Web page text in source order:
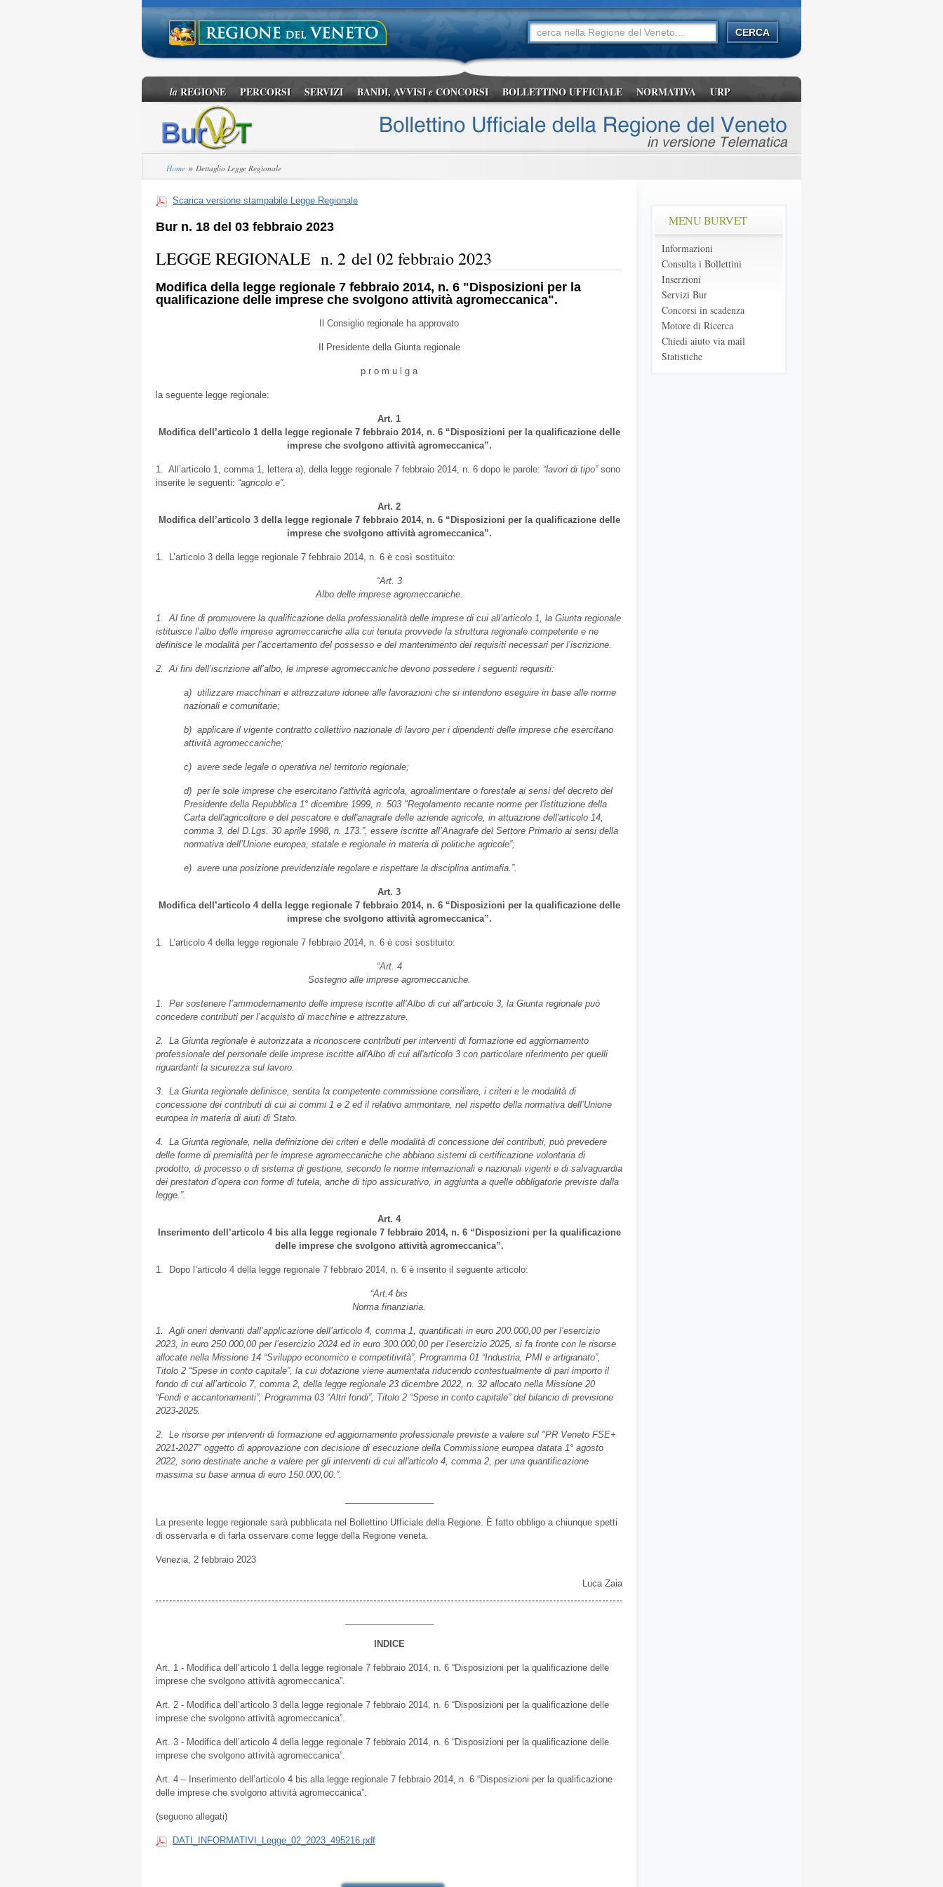
laREGIONE PERCORSI SERVIZI BANDI, AVVISIeCONCORSI BOLLETTINO UFFICIALE NORMATIVA URP
Home » Dettaglio Legge Regionale
Scarica versione stampabile Legge Regionale
Bur n. 18 del 03 febbraio 2023
LEGGE REGIONALE n. 2 del 02 febbraio 2023
Modifica della legge regionale 7 febbraio 2014, n. 6 "Disposizioni per la
qualificazione delle imprese che svolgono attività agromeccanica".
Il Consiglio regionale ha approvato
Il Presidente della Giunta regionale
p r o m u l g a
la seguente legge regionale:
Art. 1
Modifica dell’articolo 1 della legge regionale 7 febbraio 2014, n. 6 “Disposizioni per la qualificazione delle
imprese che svolgono attività agromeccanica”.
1. All’articolo 1, comma 1, lettera a), della legge regionale 7 febbraio 2014, n. 6 dopo le parole: “lavori di tipo”sono
inserite le seguenti: “agricolo e”.
Art. 2
Modifica dell’articolo 3 della legge regionale 7 febbraio 2014, n. 6 “Disposizioni per la qualificazione delle
imprese che svolgono attività agromeccanica”.
1. L’articolo 3 della legge regionale 7 febbraio 2014, n. 6 è così sostituito:
“Art. 3
Albo delle imprese agromeccaniche.
1. Al fine di promuovere la qualificazione della professionalità delle imprese di cui all’articolo 1, la Giunta regionale
istituisce l’albo delle imprese agromeccaniche alla cui tenuta provvede la struttura regionale competente e ne
definisce le modalità per l’accertamento del possesso e del mantenimento dei requisiti necessari per l’iscrizione.
2. Ai fini dell’iscrizione all’albo, le imprese agromeccaniche devono possedere i seguenti requisiti:
a) utilizzare macchinari e attrezzature idonee alle lavorazioni che si intendono eseguire in base alle norme
nazionali e comunitarie;
b) applicare il vigente contratto collettivo nazionale di lavoro per i dipendenti delle imprese che esercitano
attività agromeccaniche;
c) avere sede legale o operativa nel territorio regionale;
d) per le sole imprese che esercitano l'attività agricola, agroalimentare o forestale ai sensi del decreto del
Presidente della Repubblica 1° dicembre 1999, n. 503 "Regolamento recante norme per l'istituzione della
Carta dell'agricoltore e del pescatore e dell'anagrafe delle aziende agricole, in attuazione dell'articolo 14,
comma 3, del D.Lgs. 30 aprile 1998, n. 173.”, essere iscritte all’Anagrafe del Settore Primario ai sensi della
normativa dell’Unione europea, statale e regionale in materia di politiche agricole”;
e) avere una posizione previdenziale regolare e rispettare la disciplina antimafia.”.
Art. 3
Modifica dell’articolo 4 della legge regionale 7 febbraio 2014, n. 6 “Disposizioni per la qualificazione delle
imprese che svolgono attività agromeccanica”.
1. L’articolo 4 della legge regionale 7 febbraio 2014, n. 6 è così sostituito:
“Art. 4
Sostegno alle imprese agromeccaniche.
1. Per sostenere l’ammodernamento delle imprese iscritte all’Albo di cui all’articolo 3, la Giunta regionale può
concedere contributi per l’acquisto di macchine e attrezzature.
2. La Giunta regionale è autorizzata a riconoscere contributi per interventi di formazione ed aggiornamento
professionale del personale delle imprese iscritte all'Albo di cui all'articolo 3 con particolare riferimento per quelli
riguardanti la sicurezza sul lavoro.
3. La Giunta regionale definisce, sentita la competente commissione consiliare, i criteri e le modalità di
concessione dei contributi di cui ai commi 1 e 2 ed il relativo ammontare, nel rispetto della normativa dell’Unione
europea in materia di aiuti di Stato.
4. La Giunta regionale, nella definizione dei criteri e delle modalità di concessione dei contributi, può prevedere
delle forme di premialità per le imprese agromeccaniche che abbiano sistemi di certificazione volontaria di
prodotto, di processo o di sistema di gestione, secondo le norme internazionali e nazionali vigenti e di salvaguardia
dei prestatori d’opera con forme di tutela, anche di tipo assicurativo, in aggiunta a quelle obbligatorie previste dalla
legge.”.
Art. 4
Inserimento dell’articolo 4 bis alla legge regionale 7 febbraio 2014, n. 6 “Disposizioni per la qualificazione
delle imprese che svolgono attività agromeccanica”.
1. Dopo l’articolo 4 della legge regionale 7 febbraio 2014, n. 6 è inserito il seguente articolo:
“Art.4 bis
Norma finanziaria.
1. Agli oneri derivanti dall’applicazione dell’articolo 4, comma 1, quantificati in euro 200.000,00 per l’esercizio
2023, in euro 250.000,00 per l’esercizio 2024 ed in euro 300.000,00 per l’esercizio 2025, si fa fronte con le risorse
allocate nella Missione 14 “Sviluppo economico e competitività”, Programma 01 “Industria, PMI e artigianato”,
Titolo 2 “Spese in conto capitale”, la cui dotazione viene aumentata riducendo contestualmente di pari importo il
fondo di cui all’articolo 7, comma 2, della legge regionale 23 dicembre 2022, n. 32 allocato nella Missione 20
“Fondi e accantonamenti”, Programma 03 “Altri fondi”, Titolo 2 “Spese in conto capitale” del bilancio di previsione
2023-2025.
2. Le risorse per interventi di formazione ed aggiornamento professionale previste a valere sul "PR Veneto FSE+
2021-2027" oggetto di approvazione con decisione di esecuzione della Commissione europea datata 1° agosto
2022, sono destinate anche a valere per gli interventi di cui all'articolo 4, comma 2, per una quantificazione
massima su base annua di euro 150.000,00.”.
La presente legge regionale sarà pubblicata nel Bollettino Ufficiale della Regione. È fatto obbligo a chiunque spetti
di osservarla e di farla osservare come legge della Regione veneta.
Venezia, 2 febbraio 2023
Luca Zaia
INDICE
Art. 1 - Modifica dell’articolo 1 della legge regionale 7 febbraio 2014, n. 6 “Disposizioni per la qualificazione delle
imprese che svolgono attività agromeccanica”.
Art. 2 - Modifica dell’articolo 3 della legge regionale 7 febbraio 2014, n. 6 “Disposizioni per la qualificazione delle
imprese che svolgono attività agromeccanica”.
Art. 3 - Modifica dell’articolo 4 della legge regionale 7 febbraio 2014, n. 6 “Disposizioni per la qualificazione delle
imprese che svolgono attività agromeccanica”.
Art. 4 – Inserimento dell’articolo 4 bis alla legge regionale 7 febbraio 2014, n. 6 “Disposizioni per la qualificazione
delle imprese che svolgono attività agromeccanica”.
(seguono allegati)
DATI_INFORMATIVI_Legge_02_2023_495216.pdf
MENU BURVET
Informazioni
Consulta i Bollettini
Inserzioni
Servizi Bur
Concorsi in scadenza
Motore di Ricerca
Chiedi aiuto via mail
Statistiche